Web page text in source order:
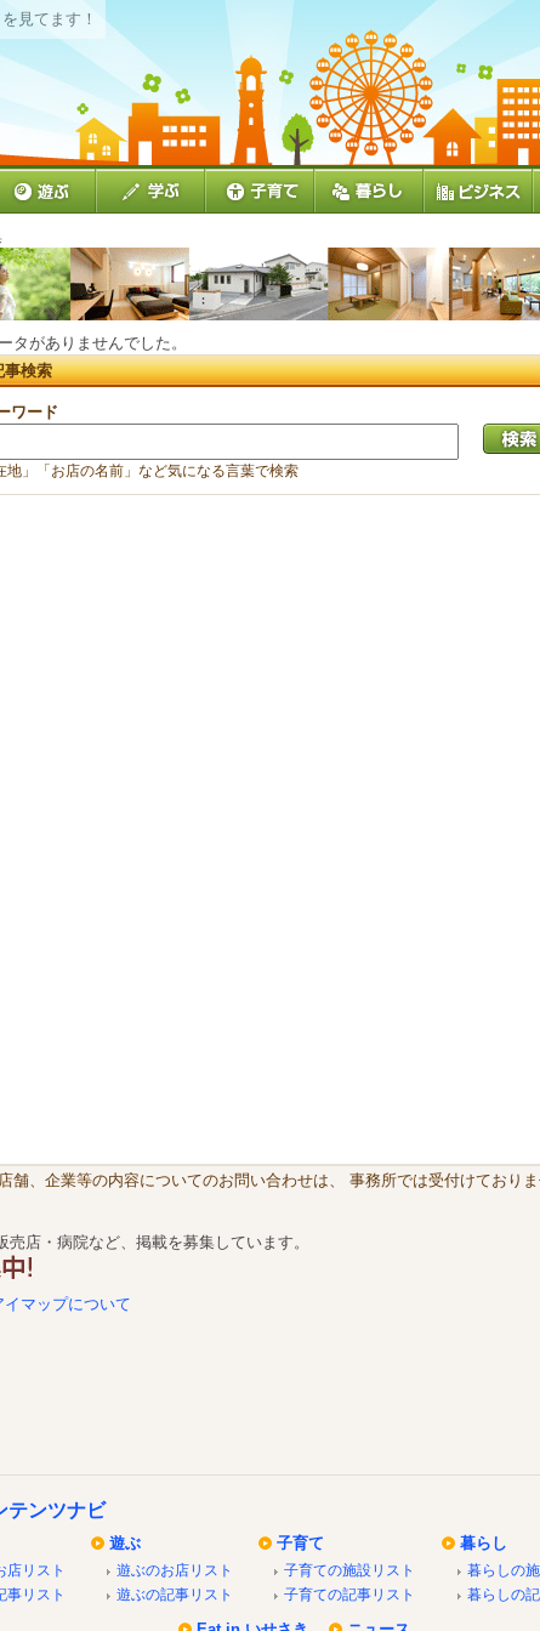
を見てます！
タがありませんでした。
事検索
ワード
地」「お店の名前」など気になる言葉で検索
舗、企業等の内容についてのお問い合わせは、 事務所では受付けており
店・病院など、掲載を募集しています。
イマップについて
テンツナビ
店リスト
事リスト
遊ぶ
遊ぶのお店リスト
遊ぶの記事リスト
子育て
子育ての施設リスト
子育ての記事リスト
暮らし
暮らしの
暮らしの